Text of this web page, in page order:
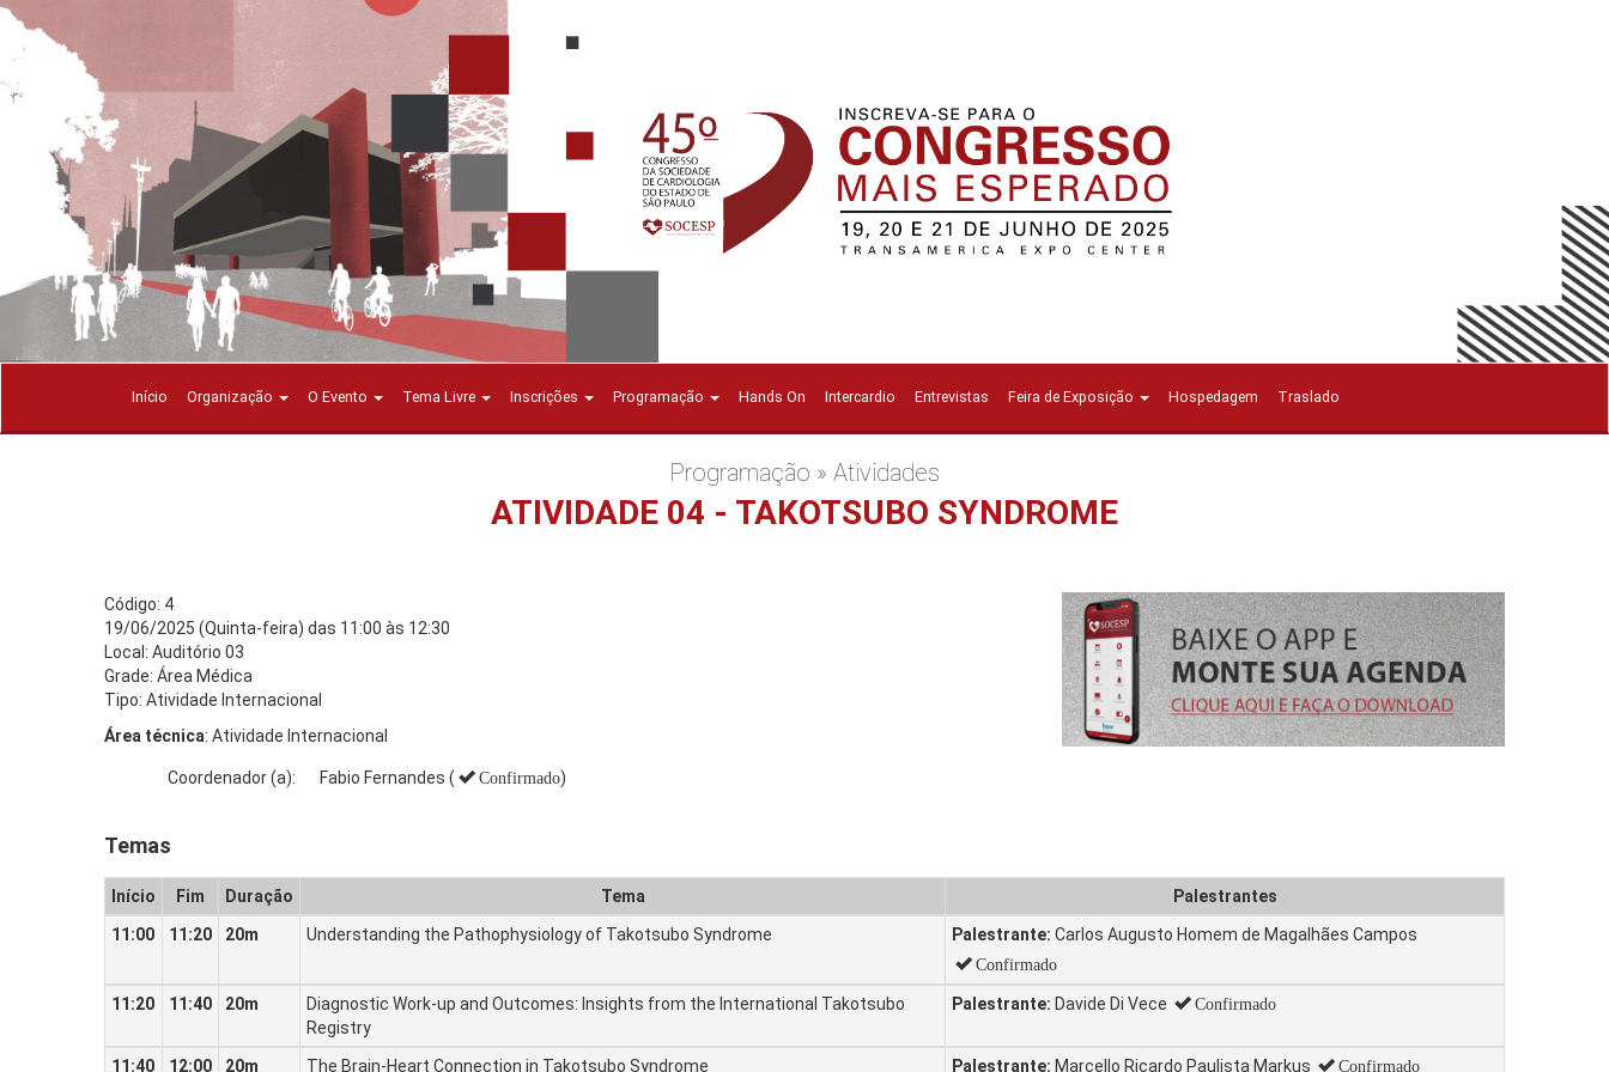
Início Organização O Evento Tema Livre Inscrições Programação Hands On Intercardio Entrevistas Feira de Exposição Hospedagem Traslado
Programação » Atividades
ATIVIDADE 04 - TAKOTSUBO SYNDROME
Código: 4
19/06/2025 (Quinta-feira) das 11:00 às 12:30
Local: Auditório 03
Grade: Área Médica
Tipo: Atividade Internacional
Área técnica: Atividade Internacional
Coordenador (a): Fabio Fernandes ( Confirmado)
Temas
Início Fim Duração Tema
Palestrantes
11:00
11:20 20m Understanding the Pathophysiology of Takotsubo Syndrome Palestrante: Carlos Augusto Homem de Magalhães Campos
Confirmado
11:20 11:40 20m
Diagnostic Work-up and Outcomes: Insights from the International Takotsubo
Registry
Palestrante: Davide Di Vece Confirmado
11:40 12:00 20m The Brain-Heart Connection in Takotsubo Syndrome Palestrante: Marcello Ricardo Paulista Markus Confirmado